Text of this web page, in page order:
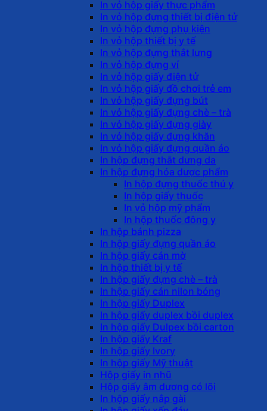
In vỏ hộp giấy thực phẩm
In vỏ hộp đựng thiết bị điện tử
In vỏ hộp đựng phụ kiện
In vỏ hộp thiết bị y tế
In vỏ hộp đựng thắt lưng
In vỏ hộp đựng ví
In vỏ hộp giấy điện tử
In vỏ hộp giấy đồ chơi trẻ em
In vỏ hộp giấy đựng bút
In vỏ hộp giấy đựng chè – trà
In vỏ hộp giấy đựng giày
In vỏ hộp giấy đựng khăn
In vỏ hộp giấy đựng quần áo
In hộp đựng thắt dưng da
In hộp đựng hóa dược phẩm
In hộp đựng thuốc thú y
In hộp giấy thuốc
In vỏ hộp mỹ phẩm
In hộp thuốc đông y
In hộp bánh pizza
In hộp giấy đựng quần áo
In hộp giấy cán mờ
In hộp thiết bị y tế
In hộp giấy đựng chè – trà
In hộp giấy cán nilon bóng
In hộp giấy Duplex
In hộp giấy duplex bồi duplex
In hộp giấy Dulpex bồi carton
In hộp giấy Kraf
In hộp giấy Ivory
In hộp giấy Mỹ thuật
Hộp giấy in nhũ
Hộp giấy âm dương có lõi
In hộp giấy nắp gài